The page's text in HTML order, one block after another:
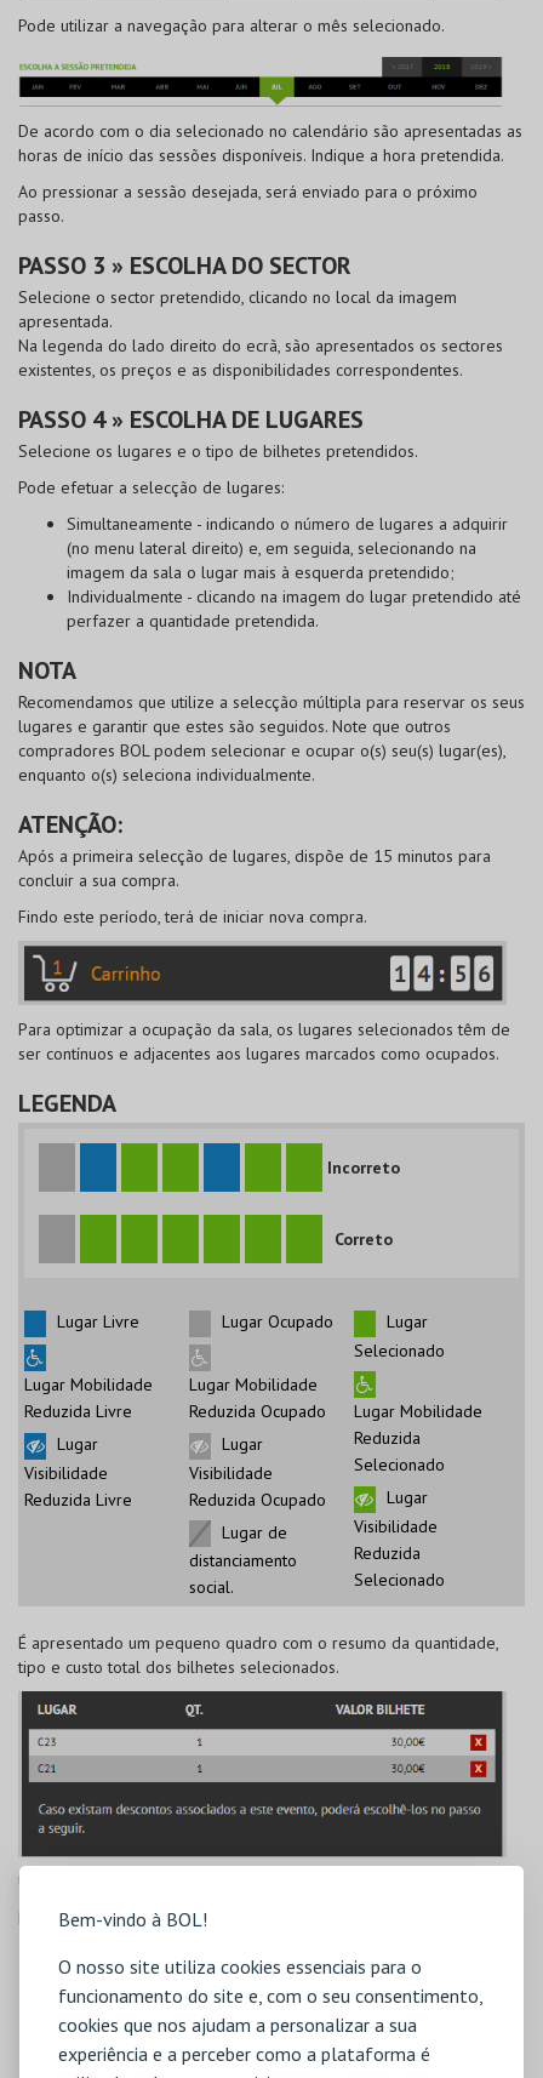
Bem-vindo à BOL!
O nosso site utiliza cookies essenciais para o
funcionamento do site e, com o seu consentimento,
cookies que nos ajudam a personalizar a sua
experiência e a perceber como a plataforma é
Pode utilizar a navegação para alterar o mês selecionado.
De acordo com o dia selecionado no calendário são apresentadas as
horas de início das sessões disponíveis. Indique a hora pretendida.
Ao pressionar a sessão desejada, será enviado para o próximo
passo.
PASSO 3 » ESCOLHA DO SECTOR
Selecione o sector pretendido, clicando no local da imagem
apresentada.
Na legenda do lado direito do ecrã, são apresentados os sectores
existentes, os preços e as disponibilidades correspondentes.
PASSO 4 » ESCOLHA DE LUGARES
Selecione os lugares e o tipo de bilhetes pretendidos.
Pode efetuar a selecção de lugares:
Simultaneamente - indicando o número de lugares a adquirir
(no menu lateral direito) e, em seguida, selecionando na
imagem da sala o lugar mais à esquerda pretendido;
Individualmente - clicando na imagem do lugar pretendido até
perfazer a quantidade pretendida.
NOTA
Recomendamos que utilize a selecção múltipla para reservar os seus
lugares e garantir que estes são seguidos. Note que outros
compradores BOLpodem selecionar e ocupar o(s) seu(s) lugar(es),
enquanto o(s) seleciona individualmente.
ATENÇÃO:
Após a primeira selecção de lugares, dispõe de 15 minutos para
concluir a sua compra.
Findo este período, terá de iniciar nova compra.
Para optimizar a ocupação da sala, os lugares selecionados têm de
ser contínuos e adjacentes aos lugares marcados como ocupados.
LEGENDA
Incorreto
Correto
Lugar Livre
Lugar Mobilidade
Reduzida Livre
Lugar
Visibilidade
Reduzida Livre
Lugar Ocupado
Lugar Mobilidade
Reduzida Ocupado
Lugar
Visibilidade
Reduzida Ocupado
Lugar de
distanciamento
social.
Lugar
Selecionado
Lugar Mobilidade
Reduzida
Selecionado
Lugar
Visibilidade
Reduzida
Selecionado
É apresentado um pequeno quadro com o resumo da quantidade,
tipo e custo total dos bilhetes selecionados.
Utilize o botão
PressioneSeguintepara avançar para o próximo passo.
CARRINHO